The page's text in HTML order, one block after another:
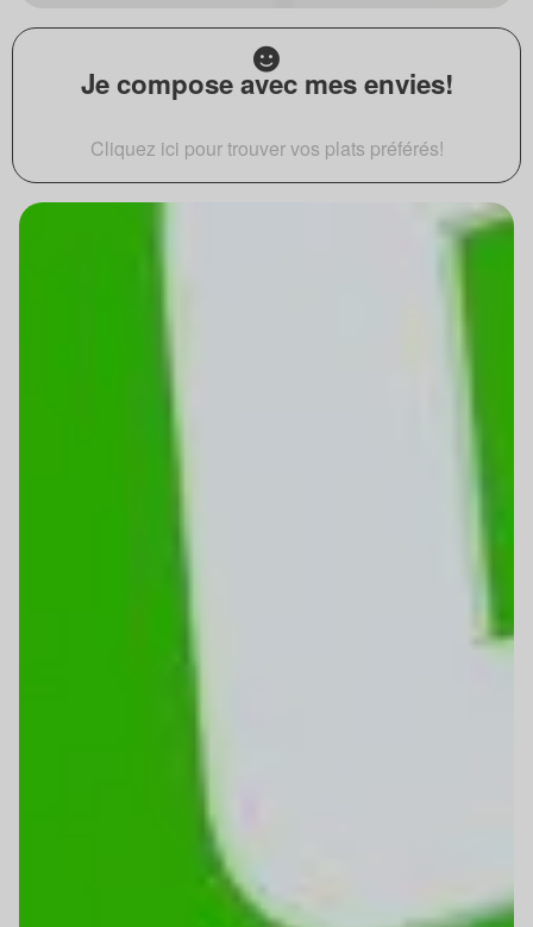
Je compose avec mes envies!
Cliquez ici pour trouver vos plats préférés!